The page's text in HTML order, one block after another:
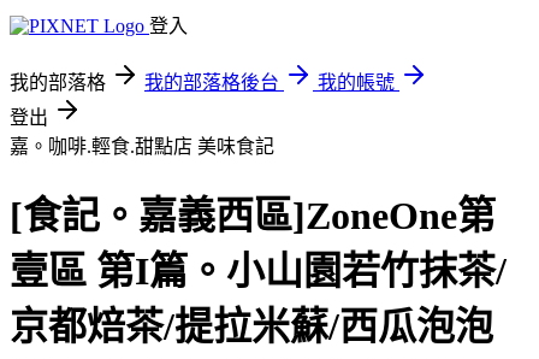
登入
我的部落格 我的部落格後台
我的帳號
登出
嘉。咖啡.輕食.甜點店 美味食記
[食記。嘉義西區]ZoneOne第
壹區 第I篇。小山園若竹抹茶/
京都焙茶/提拉米蘇/西瓜泡泡